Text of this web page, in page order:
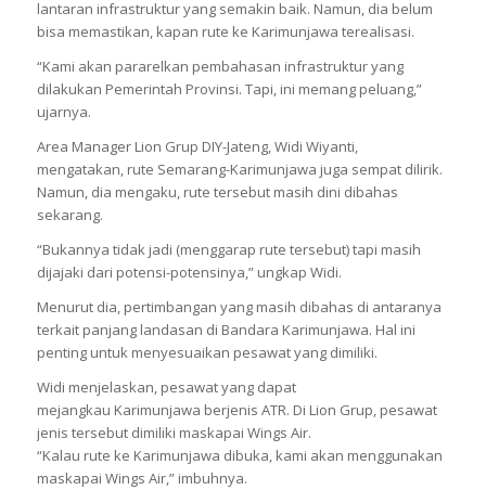
lantaran infrastruktur yang semakin baik. Namun, dia belum
bisa memastikan, kapan rute ke Karimunjawa terealisasi.
“Kami akan pararelkan pembahasan infrastruktur yang
dilakukan Pemerintah Provinsi. Tapi, ini memang peluang,”
ujarnya.
Area Manager Lion Grup DIY-Jateng, Widi Wiyanti,
mengatakan, rute Semarang-Karimunjawa juga sempat dilirik.
Namun, dia mengaku, rute tersebut masih dini dibahas
sekarang.
“Bukannya tidak jadi (menggarap rute tersebut) tapi masih
dijajaki dari potensi-potensinya,” ungkap Widi.
Menurut dia, pertimbangan yang masih dibahas di antaranya
terkait panjang landasan di Bandara Karimunjawa. Hal ini
penting untuk menyesuaikan pesawat yang dimiliki.
Widi menjelaskan, pesawat yang dapat
mejangkau Karimunjawa berjenis ATR. Di Lion Grup, pesawat
jenis tersebut dimiliki maskapai Wings Air.
“Kalau rute ke Karimunjawa dibuka, kami akan menggunakan
maskapai Wings Air,” imbuhnya.